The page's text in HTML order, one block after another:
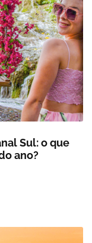
Sul: o que
ano?